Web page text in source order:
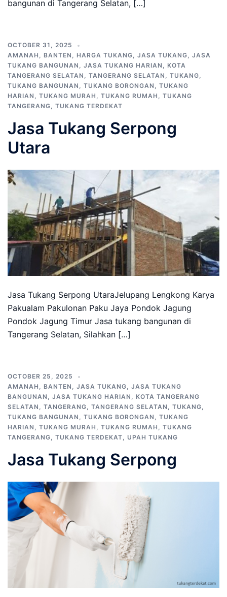
bangunan di Tangerang Selatan, […]
OCTOBER 31, 2025
AMANAH , BANTEN , HARGA TUKANG, JASA TUKANG, JASA
TUKANG BANGUNAN , JASA TUKANG HARIAN , KOTA
TANGERANG SELATAN , TANGERANG SELATAN , TUKANG,
TUKANG BANGUNAN , TUKANG BORONGAN , TUKANG
HARIAN , TUKANG MURAH , TUKANG RUMAH , TUKANG
TANGERANG, TUKANG TERDEKAT
Jasa Tukang Serpong
Utara
Jasa Tukang Serpong UtaraJelupang Lengkong Karya
Pakualam Pakulonan Paku Jaya Pondok Jagung
Pondok Jagung Timur Jasa tukang bangunan di
Tangerang Selatan, Silahkan […]
OCTOBER 25, 2025
AMANAH , BANTEN , JASA TUKANG, JASA TUKANG
BANGUNAN , JASA TUKANG HARIAN , KOTA TANGERANG
SELATAN , TANGERANG, TANGERANG SELATAN , TUKANG,
TUKANG BANGUNAN , TUKANG BORONGAN , TUKANG
HARIAN , TUKANG MURAH , TUKANG RUMAH , TUKANG
TANGERANG, TUKANG TERDEKAT, UPAH TUKANG
Jasa Tukang Serpong